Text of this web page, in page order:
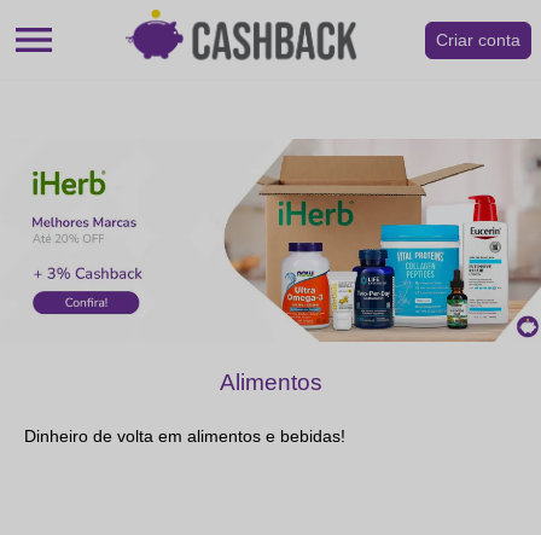
menu Criar conta
Alimentos
Dinheiro de volta em alimentos e bebidas!